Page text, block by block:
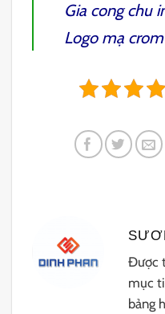
Gia cong chu
Logo mạ crom
Được
mục
bảng